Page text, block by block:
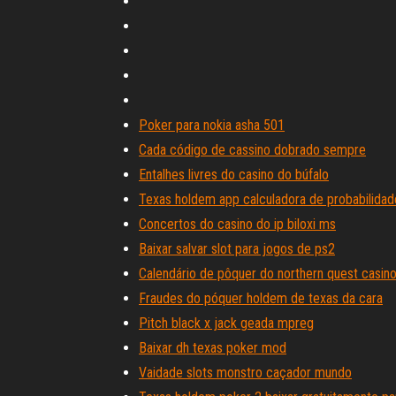
Poker para nokia asha 501
Cada código de cassino dobrado sempre
Entalhes livres do casino do búfalo
Texas holdem app calculadora de
Concertos do casino do ip biloxi ms
Baixar salvar slot para jogos de ps2
Calendário de pôquer do northern quest casino
Fraudes do póquer holdem de texas da cara
Pitch black x jack geada mpreg
Baixar dh texas poker mod
Vaidade slots monstro caçador mundo